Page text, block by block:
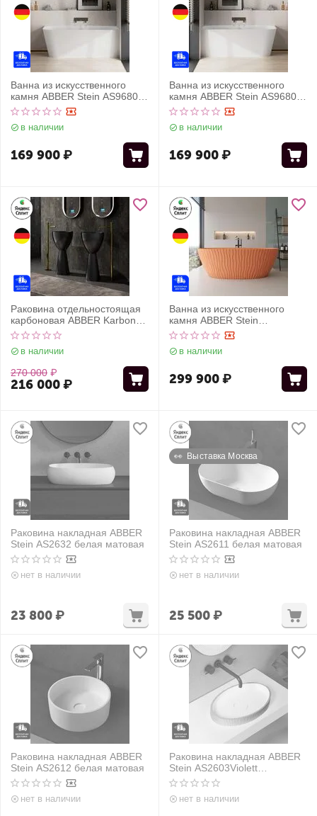
Ванна из искусственного
камня ABBER Stein AS9680 R
белая матовая
в наличии
169 900₽
Ванна из искусственного
камня ABBER Stein AS9680 L
белая матовая
в наличии
169 900₽
Раковина отдельностоящая
карбоновая ABBER Karbon
AK2003 черная
в наличии
270 000 ₽
216 000₽
Ванна из искусственного
камня ABBER Stein
AS9684MO оранжевая
матовая
в наличии
299 900₽
Раковина накладная ABBER
Stein AS2632 белая матовая
нет в наличии
23 800₽
👀  Выставка Москва
Раковина накладная ABBER
Stein AS2611 белая матовая
нет в наличии
25 500₽
Раковина накладная ABBER
Stein AS2612 белая матовая
нет в наличии
Раковина накладная ABBER
Stein AS2603Violett
фиолетовая
нет в наличии